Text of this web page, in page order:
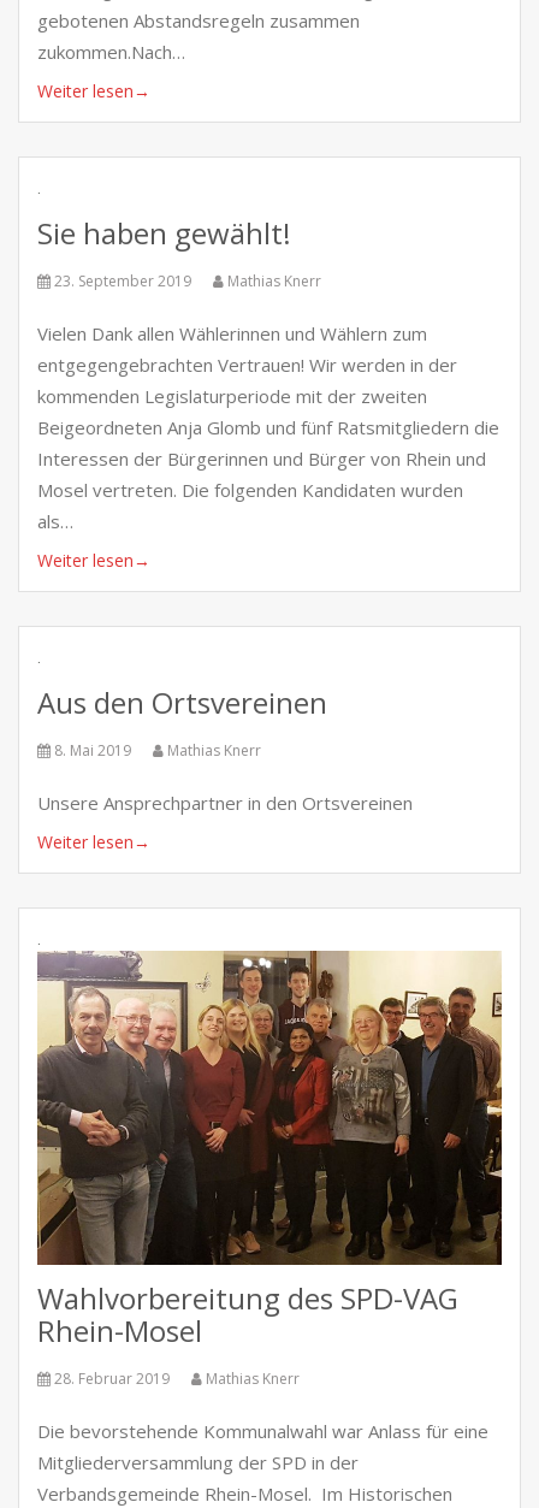
gebotenen Abstandsregeln zusammen
zukommen.Nach…
Weiter lesen→
Sie haben gewählt!
23. September 2019 Mathias Knerr
Vielen Dank allen Wählerinnen und Wählern zum
entgegengebrachten Vertrauen! Wir werden in der
kommenden Legislaturperiode mit der zweiten
Beigeordneten Anja Glomb und fünf Ratsmitgliedern die
Interessen der Bürgerinnen und Bürger von Rhein und
Mosel vertreten. Die folgenden Kandidaten wurden
als…
Weiter lesen→
Aus den Ortsvereinen
8. Mai 2019 Mathias Knerr
Unsere Ansprechpartner in den Ortsvereinen
Weiter lesen→
Wahlvorbereitung des SPD-VAG
Rhein-Mosel
28. Februar 2019 Mathias Knerr
Die bevorstehende Kommunalwahl war Anlass für eine
Mitgliederversammlung der SPD in der
Verbandsgemeinde Rhein-Mosel. Im Historischen